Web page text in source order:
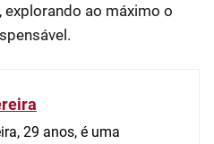
ao máximo o
29 anos, é uma